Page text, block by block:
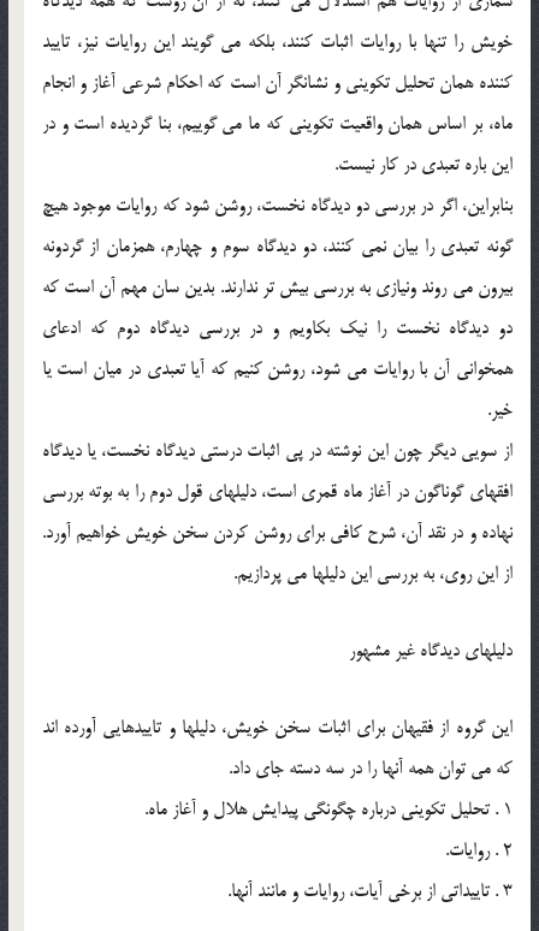
خويش را تنها با روايات اثبات كنند، بلكه مي گويند اين روايات نيز، تاييد
كننده همان تحليل تكويني و نشانگر آن است كه احكام شرعي آغاز و انجام
ماه، بر اساس همان واقعيت تكويني كه ما مي گوييم، بنا گرديده است و در
اين باره تعبدي در كار نيست.
بنابراين، اگر در بررسي دو ديدگاه نخست، روشن شود كه روايات موجود هيچ
گونه تعبدي را بيان نمي كنند، دو ديدگاه سوم و چهارم، همزمان از گردونه
بيرون مي روند ونيازي به بررسي بيش تر ندارند. بدين سان مهم آن است كه
دو ديدگاه نخست را نيك بكاويم و در بررسي ديدگاه دوم كه ادعاي
همخواني آن با روايات مي شود، روشن كنيم كه آيا تعبدي در ميان است يا
خير.
از سويي ديگر چون اين نوشته در پي اثبات درستي ديدگاه نخست، يا ديدگاه
افقهاي گوناگون در آغاز ماه قمري است، دليلهاي قول دوم را به بوته بررسي
نهاده و در نقد آن، شرح كافي براي روشن كردن سخن خويش خواهيم آورد.
از اين روي، به بررسي اين دليلها مي پردازيم.
دليلهاي ديدگاه غير مشهور
اين گروه از فقيهان براي اثبات سخن خويش، دليلها و تاييدهايي آورده اند
كه مي توان همه آنها را در سه دسته جاي داد.
1 . تحليل تكويني درباره چگونگي پيدايش هلال و آغاز ماه.
2 . روايات.
3 . تاييداتي از برخي آيات، روايات و مانند آنها.